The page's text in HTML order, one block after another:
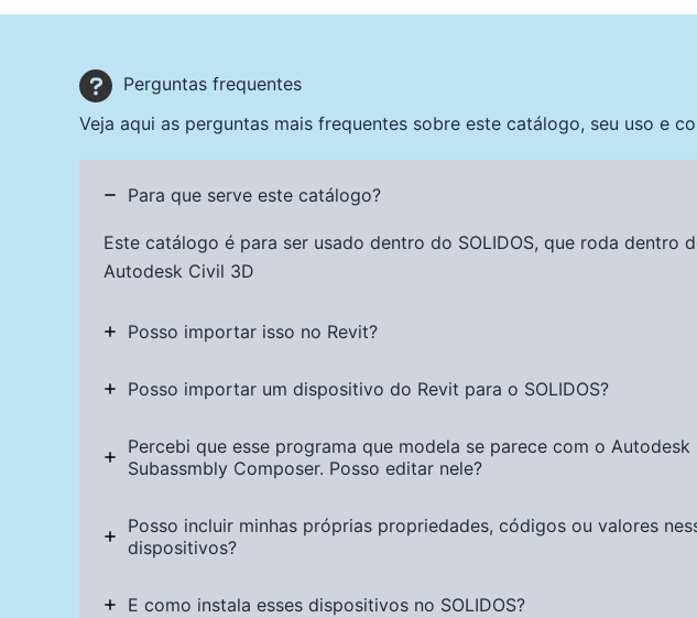
Perguntas frequentes
Veja aqui as perguntas mais frequentes sobre este catálogo, seu uso e
Para que serve este catálogo?
Este catálogo é para ser usado dentro do SOLIDOS, que roda dentro
Autodesk Civil 3D
Posso importar isso no Revit?
Posso importar um dispositivo do Revit para o SOLIDOS?
Percebi que esse programa que modela se parece com o Autodesk
Subassmbly Composer. Posso editar nele?
Posso incluir minhas próprias propriedades, códigos ou valores
dispositivos?
E como instala esses dispositivos no SOLIDOS?